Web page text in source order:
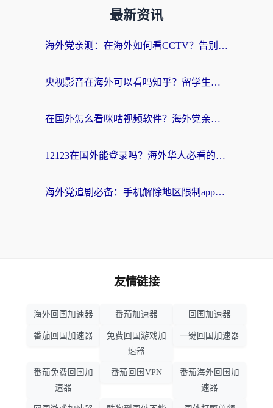
最新资讯
海外党亲测：在海外如何看CCTV？告别“仅限大陆播放”的实用指南
央视影音在海外可以看吗知乎？留学生亲测：3步解决地域限制+追剧自由
在国外怎么看咪咕视频软件？海外党亲测有效的回国加速方案
12123在国外能登录吗？海外华人必看的回国加速实用指南
海外党追剧必备：手机解除地区限制app怎么选？解决央视视频&国内剧地区限制全指南
友情链接
海外回国加速器 番茄加速器 回国加速器
番茄回国加速器
免费回国游戏加
速器
一键回国加速器
番茄免费回国加
速器
番茄回国VPN
番茄海外回国加
速器